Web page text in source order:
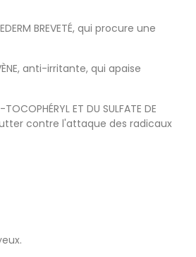
BREVETÉ, qui procure une
anti-irritante, qui apaise
ET DU SULFATE DE
lutter contre l'attaque des radicaux